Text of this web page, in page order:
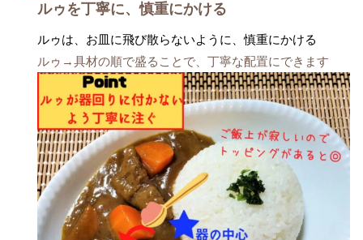
ルゥを丁寧に、慎重にかける
ルゥは、お皿に飛び散らないように、慎重にかける
ルゥ→具材の順で盛ることで、丁寧な配置にできます